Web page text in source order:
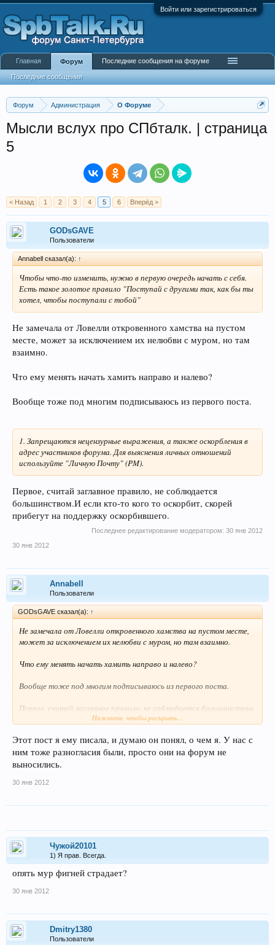
Войти или зарегистрироваться
Форум Администрация О Форуме
Мысли вслух про СПбталк. | страница
5
< Назад 1 2 3 4 5 6 Вперёд >
GODsGAVE
Пользователи
Annabell сказал(а): ↑
Чтобы что-то изменить, нужно в первую очередь начать с себя.
Есть такое золотое правило "Поступай с другими так, как бы ты
хотел, чтобы поступали с тобой"
Не замечала от Ловелли откровенного хамства на пустом
месте, может за исключением их нелюбви с муром, но там
взаимно.
Что ему менять начать хамить направо и налево?
Вообще тоже под многим подписываюсь из первого поста.
1. Запрещаются нецензурные выражения, а также оскорбления в
адрес участников форума. Для выяснения личных отношений
используйте "Личную Почту" (PM).
Первое, считай заглавное правило, не соблюдается
большинством.И если кто-то кого то оскорбит, скорей
прибегут на поддержку оскорбившего.
Последнее редактирование модератором: 30 янв 2012
30 янв 2012
Annabell
Пользователи
GODsGAVE сказал(а): ↑
Не замечала от Ловелли откровенного хамства на пустом месте,
может за исключением их нелюбви с муром, но там взаимно.
Что ему менять начать хамить направо и налево?
Вообще тоже под многим подписываюсь из первого поста.
Первое, считай заглавное правило, не соблюдается большинством.
оскорбившего.
Нажмите, чтобы раскрыть...
Этот пост я ему писала, и думаю он понял, о чем я. У нас с
ним тоже разногласия были, просто они на форум не
выносились.
30 янв 2012
Чужой20101
1) Я прав. Всегда.
опять мур фигней страдает?
30 янв 2012
Dmitry1380
Пользователи
Главная Форум
Последние сообщения
Последние сообщения на форуме